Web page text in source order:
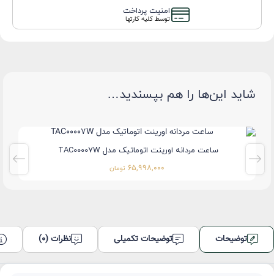
امنیت پرداخت
توسط کلیه کارتها
شاید این‌ها را هم بپسندید…
ساعت مردانه اورینت اتوماتیک مدل TAC00007W
65,998,000 تومان
توضیحات توضیحات تکمیلی نظرات (0)